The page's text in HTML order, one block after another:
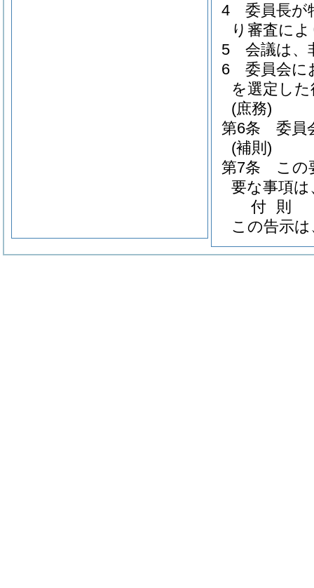
4
委員長が
り審査に
5
会議は、
6
委員会に
を選定し
(庶務)
第6条
委員
(補則)
第7条
この
要な事項
付 則
この告示